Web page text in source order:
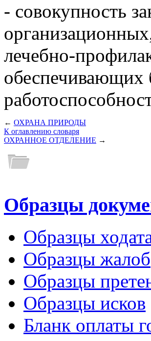
- совокупность
лечебно-
обеспечивающих
← ОХРАНА ПРИРОДЫ
К оглавлению словаря
ОХРАННОЕ ОТДЕЛЕНИЕ →
Образцы
Образцы
Образцы жалоб
Образцы
Образцы исков
Бланк оплаты